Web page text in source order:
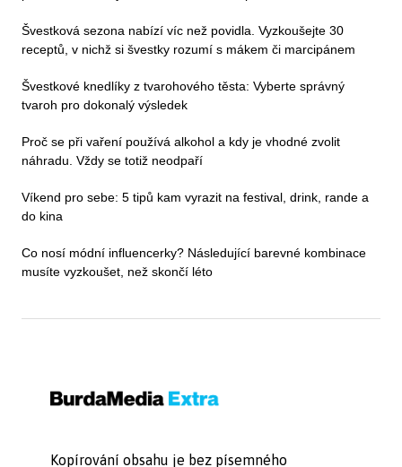
Švestková sezona nabízí víc než povidla. Vyzkoušejte 30
receptů, v nichž si švestky rozumí s mákem či marcipánem
Švestkové knedlíky z tvarohového těsta: Vyberte správný
tvaroh pro dokonalý výsledek
Proč se při vaření používá alkohol a kdy je vhodné zvolit
náhradu. Vždy se totiž neodpaří
Víkend pro sebe: 5 tipů kam vyrazit na festival, drink, rande a
do kina
Co nosí módní influencerky? Následující barevné kombinace
musíte vyzkoušet, než skončí léto
Kopírování obsahu je bez písemného